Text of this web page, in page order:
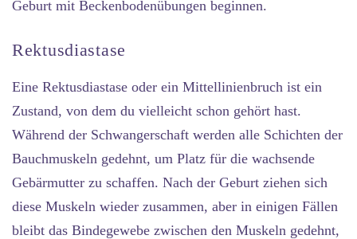
Geburt mit Beckenbodenübungen beginnen.
Rektusdiastase
Eine Rektusdiastase oder ein Mittellinienbruch ist ein
Zustand, von dem du vielleicht schon gehört hast.
Während der Schwangerschaft werden alle Schichten der
Bauchmuskeln gedehnt, um Platz für die wachsende
Gebärmutter zu schaffen. Nach der Geburt ziehen sich
diese Muskeln wieder zusammen, aber in einigen Fällen
bleibt das Bindegewebe zwischen den Muskeln gedehnt,